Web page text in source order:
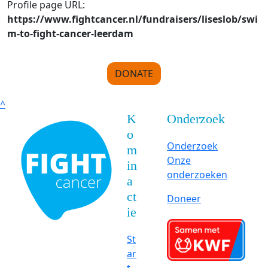
Profile page URL:
https://www.fightcancer.nl/fundraisers/liseslob/swi
m-to-fight-cancer-leerdam
DONATE
^
K
o
m
in
a
ct
ie
St
ar
Onderzoek
Onderzoek
Onze
onderzoeken
Doneer